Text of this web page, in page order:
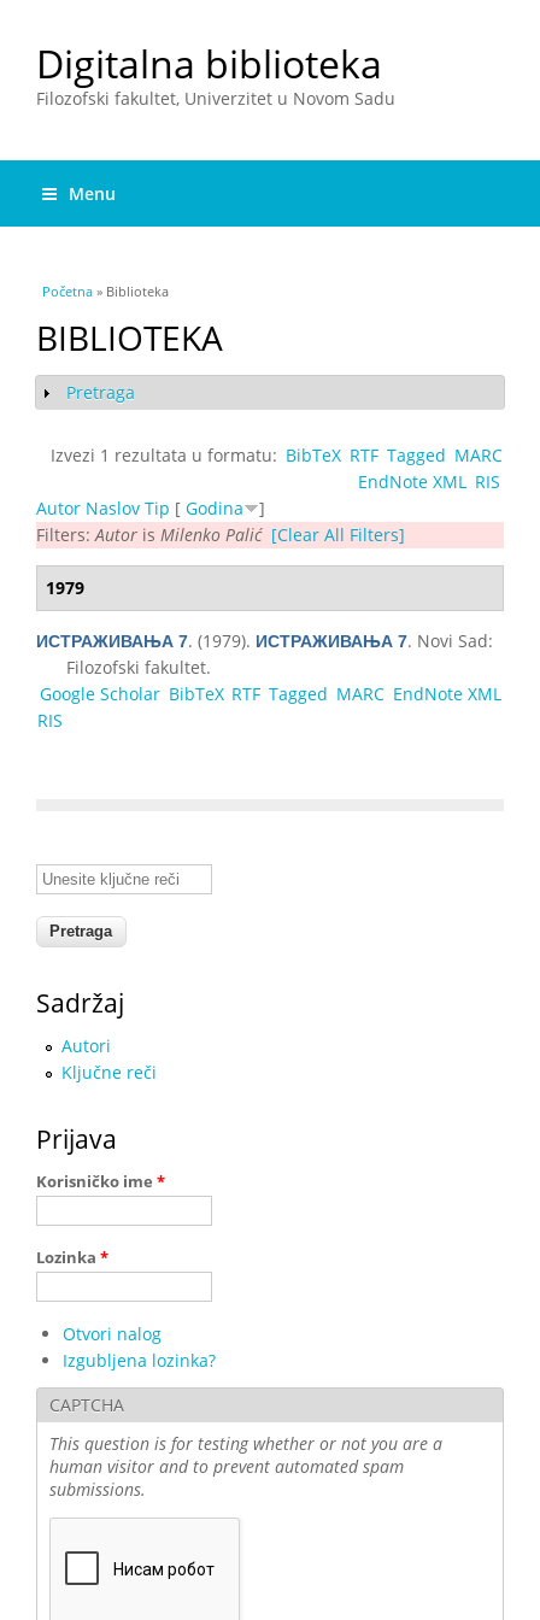
Digitalna biblioteka
Filozofski fakultet, Univerzitet u Novom Sadu
Menu
You are here
Početna » Biblioteka
BIBLIOTEKA
Show
Pretraga
Izvezi 1 rezultata u formatu: BibTeX RTF Tagged MARC
EndNote XML
RIS
Autor Naslov Tip [ Godina
]
Filters: Autor is Milenko Palić [Clear All Filters]
1979
ИСТРАЖИВАЊА 7. (1979). ИСТРАЖИВАЊА 7. Novi Sad:
Filozofski fakultet.
Google Scholar BibTeX RTF Tagged MARC EndNote XML
RIS
Unesite ključne reči
Sadržaj
Autori
Ključne reči
Prijava
Korisničko ime *
Lozinka *
Otvori nalog
Izgubljena lozinka?
CAPTCHA
This question is for testing whether or not you are a
human visitor and to prevent automated spam
submissions.